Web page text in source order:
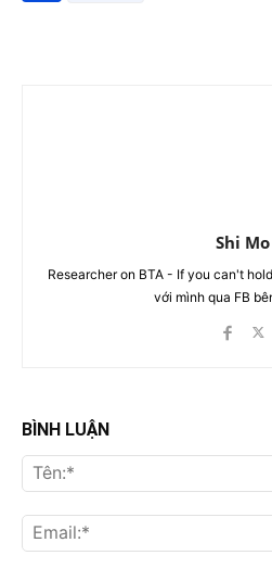
Shi Mo
Researcher on BTA - If you can't
với mình qua FB
BÌNH LUẬN